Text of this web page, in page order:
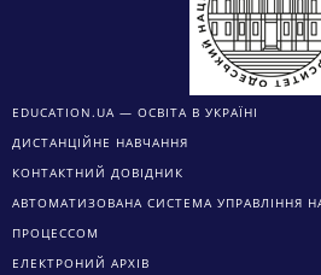
EDUCATION.UA — ОСВІТА В УКРАЇНІ
ДИСТАНЦІЙНЕ НАВЧАННЯ
КОНТАКТНИЙ ДОВІДНИК
АВТОМАТИЗОВАНА СИСТЕМА УПРАВЛІННЯ
ПРОЦЕССОМ
ЕЛЕКТРОНИЙ АРХІВ